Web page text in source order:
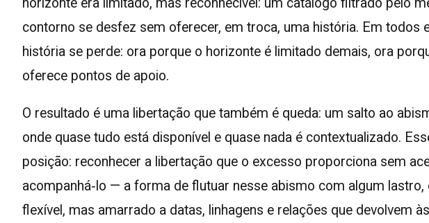
contorno se desfez sem oferecer, em troca, uma história. Em todos
história se perde: ora porque o horizonte é limitado demais, ora
oferece pontos de apoio.
O resultado é uma libertação que também é queda: um salto ao
onde quase tudo está disponível e quase nada é contextualizado.
posição: reconhecer a libertação que o excesso proporciona sem
acompanhá‑lo — a forma de flutuar nesse abismo com algum
flexível, mas amarrado a datas, linhagens e relações que devolvem